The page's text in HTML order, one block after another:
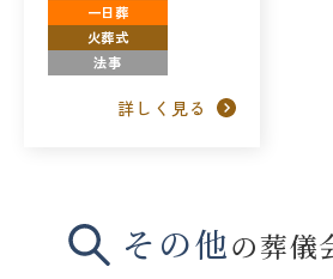
一日葬
火葬式
法事
詳しく見る
その他の葬儀